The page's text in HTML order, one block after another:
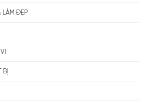
LÀM ĐẸP
BỊ